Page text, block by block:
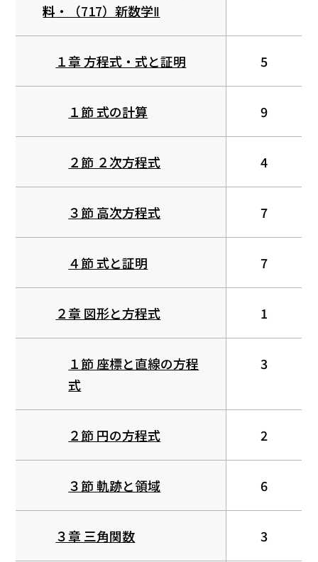
料 ・（717）新数学Ⅱ
１章 方程式・式と証明 5
１節 式の計算 9
２節 ２次方程式 4
３節 高次方程式 7
４節 式と証明 7
２章 図形と方程式 1
１節 座標と直線の方程
式
3
２節 円の方程式 2
３節 軌跡と領域 6
３章 三角関数 3